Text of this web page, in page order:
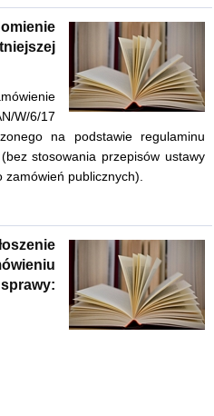
W/6/17
na podstawie regulaminu
stosowania przepisów ustawy
publicznych).